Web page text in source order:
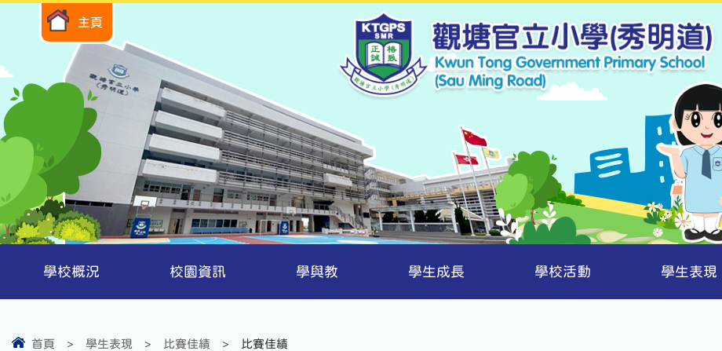
主頁
學校概況 校園資訊 學與教 學生成長 學校活動 學生表現
首頁 > 學生表現 > 比賽佳績 > 比賽佳績